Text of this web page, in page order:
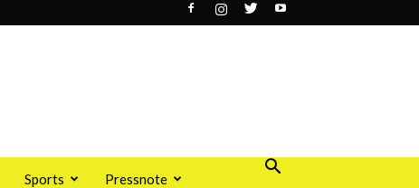
Sports Pressnote